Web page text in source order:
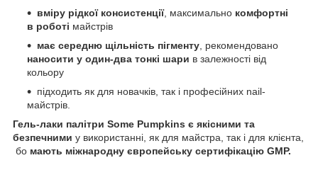
вміру рідкої консистенції, максимально комфортні
в роботі майстрів
має середню щільність пігменту , рекомендовано
наносити у один-два тонкі шари в залежності від
кольору
підходить як для новачків, так і професійних nail-
майстрів.
Гель-лаки палітри Some Pumpkins є якісними та
безпечними у використанні, як для майстра, так і для клієнта,
бо мають міжнародну європейську сертифікацію GMP.